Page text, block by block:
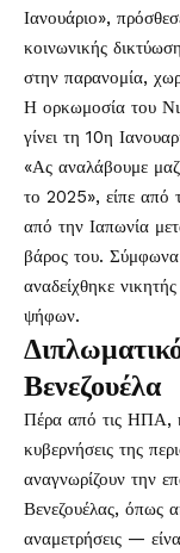
Ιανουάριο»,
κοινωνικής
στην παρανομία,
Η ορκωμοσία του
γίνει τη 10η
«Ας αναλάβουμε
το 2025», είπε από
από την Ιαπωνία
βάρος του. Σύμφωνα
αναδείχθηκε
ψήφων.
Βενεζουέλα
Πέρα από τις ΗΠΑ,
κυβερνήσεις της
αναγνωρίζουν την
Βενεζουέλας, όπως
αναμετρήσεις —